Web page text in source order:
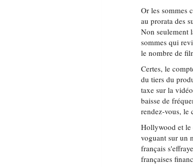
Or les sommes
au prorata des
Non seulement
sommes qui
le nombre de
Certes, le
du tiers du
taxe sur la
baisse de
rendez-vous, le
Hollywood et le
voguant sur un
français
françaises